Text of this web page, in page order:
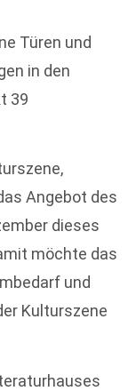
Türen und
in den
39
Angebot des
dieses
möchte das
und
Kulturszene